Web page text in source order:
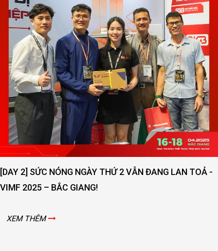
[DAY 2] SỨC NÓNG NGÀY THỨ 2 VẪN ĐANG LAN TOẢ -
VIMF 2025 – BẮC GIANG!
XEM THÊM